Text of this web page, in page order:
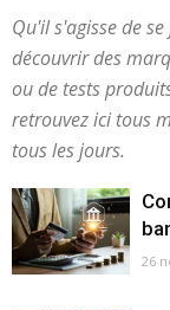
Qu'il s'agisse de
découvrir des
ou de tests
retrouvez ici tous
tous les jours.
26